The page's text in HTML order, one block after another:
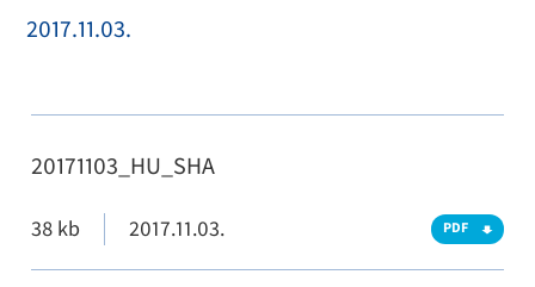
2017.11.03.
20171103_HU_SHA
38 kb 2017.11.03. PDF